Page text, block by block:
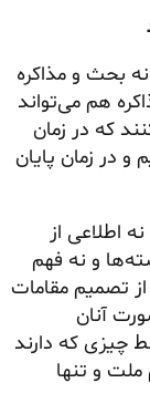
بحث و مذاکره
هم می‌تواند
که در زمان
در زمان پایان
اطلاعی از
و نه فهم
تصمیم مقامات
آنان
چیزی که دارند
ملت و تنها